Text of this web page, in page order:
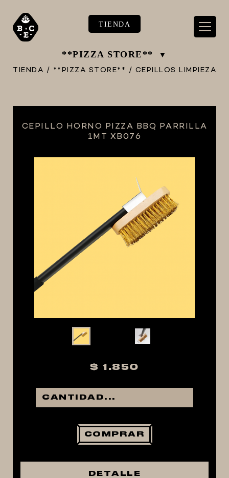
TIENDA
**PIZZA STORE**
TIENDA / **PIZZA STORE** / CEPILLOS LIMPIEZA
**PIZZA STORE**
CARBONATACIÓN Y OXIGENACIÓN
MACERACIÓN Y FILTRADO
FERMENTACIÓN Y MADURADO
COCCIÓN Y MEDICIÓN
CONEXIONES
DISPENSADORES DE CERVEZA
KIT DE MALTAS BIRRA
FIVE STAR U.S.A
CEPILLO HORNO PIZZA BBQ PARRILLA
1MT XB076
$ 1.850
COMPRAR
DETALLE